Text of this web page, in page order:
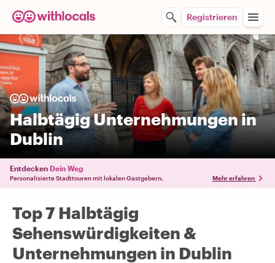
Registrieren
Halbtägig Unternehmungen in
Dublin
Entdecken Dein Weg
Personalisierte Stadttouren mit lokalen Gastgebern. Mehr erfahren
Top 7 Halbtägig
Sehenswürdigkeiten &
Unternehmungen in Dublin